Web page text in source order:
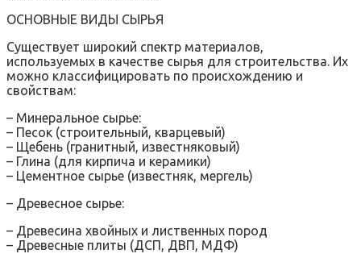
ОСНОВНЫЕ ВИДЫ СЫРЬЯ
Существует широкий спектр материалов,
используемых в качестве сырья для строительства. Их
можно классифицировать по происхождению и
свойствам:
– Минеральное сырье:
– Песок (строительный, кварцевый)
– Щебень (гранитный, известняковый)
– Глина (для кирпича и керамики)
– Цементное сырье (известняк, мергель)
– Древесное сырье:
– Древесина хвойных и лиственных пород
– Древесные плиты (ДСП, ДВП, МДФ)